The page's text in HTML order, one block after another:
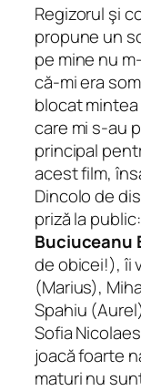
Regizorul şi
propune un
pe mine nu
că-mi era
blocat
care mi s-au
principal
acest film,
Dincolo de
priză la
Buciuceanu
de obicei!), îi
(Marius),
Spahiu
Sofia
joacă foarte
maturi nu